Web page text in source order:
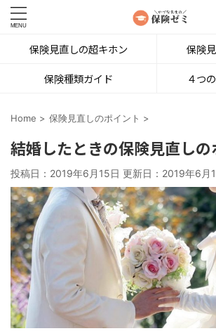
保険見直しの超キホン
保険
保険種類ガイド
４つ
Home > 保険見直しのポイント >
結婚したときの保険見直しの
投稿日：2019年6月15日 更新日： 2019年6月